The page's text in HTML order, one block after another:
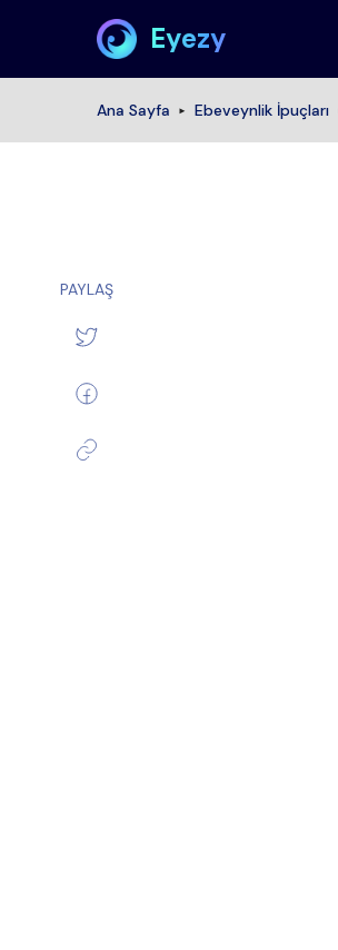
Eyezy
Ana Sayfa Ebeveynlik İpuçları
PAYLAŞ